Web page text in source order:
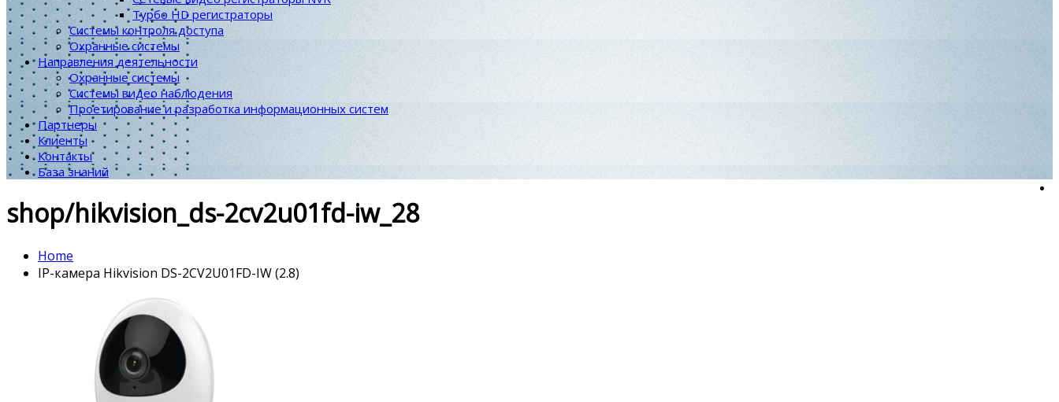
Турбо HD регистраторы
Системы контроля доступа
Охранные системы
Направления деятельности
Охранные системы
Системы видео наблюдения
Проетирование и разработка информационных систем
Партнеры
Клиенты
Контакты
База знаний
shop/hikvision_ds-2cv2u01fd-iw_28
Home
IP-камера Hikvision DS-2CV2U01FD-IW (2.8)